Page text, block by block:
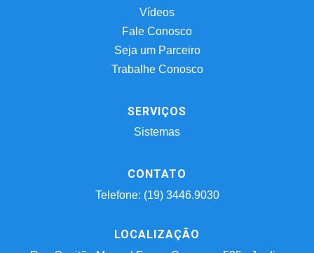
Vídeos
Fale Conosco
Seja um Parceiro
Trabalhe Conosco
SERVIÇOS
Sistemas
CONTATO
Telefone: (19) 3446.9030
LOCALIZAÇÃO